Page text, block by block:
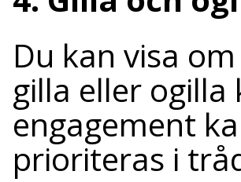
Du kan visa
gilla eller
engagement
prioriteras i